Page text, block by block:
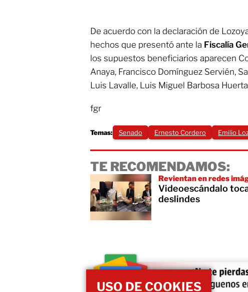
De acuerdo con la declaración de
hechos que presentó ante la Fiscalía
los supuestos beneficiarios aparecen
Anaya, Francisco Domínguez Servién,
Luis Lavalle, Luis Miguel Barbosa
fgr
Temas: Senado Ernesto Cordero Emilio
TE RECOMENDAMOS:
Revientan en redes
Videoescándalo
deslindes
USO DE COOKIES